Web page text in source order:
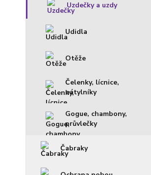
Uzdečky a uzdy
Udidla
Otěže
Čelenky, lícnice,
nátylníky
Gogue, chambony,
průvlečky
Čabraky